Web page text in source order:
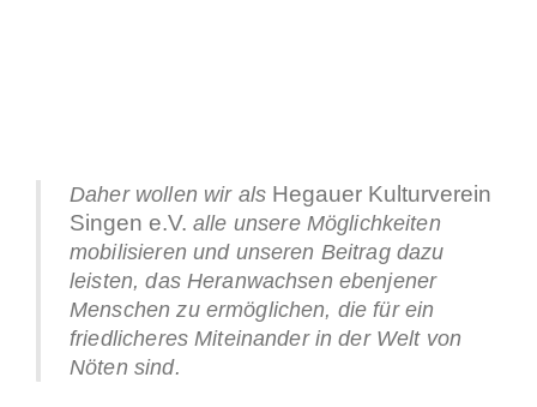
Daher wollen wir als Hegauer Kulturverein
Singen e.V. alle unsere Möglichkeiten
mobilisieren und unseren Beitrag dazu
leisten, das Heranwachsen ebenjener
Menschen zu ermöglichen, die für ein
friedlicheres Miteinander in der Welt von
Nöten sind.